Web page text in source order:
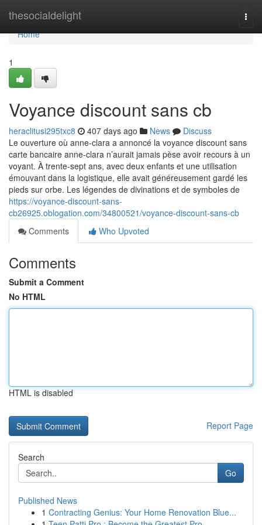
thesocialdelight
Home
Home
1
Voyance discount sans cb
heraclitusi295txc8 407 days ago News
Discuss
Le ouverture où anne-clara a annoncé la voyance discount sans
carte bancaire anne-clara n’aurait jamais pèse avoir recours à un
voyant. À trente-sept ans, avec deux enfants et une utilisation
émouvant dans la logistique, elle avait généreusement gardé les
pieds sur orbe. Les légendes de divinations et de symboles de
https://voyance-discount-sans-
cb26925.oblogation.com/34800521/voyance-discount-sans-cb
Comments
Who Upvoted
Comments
Submit a Comment
No HTML
HTML is disabled
Report Page
Search
Go
Published News
1 Contracting Genius: Your Home Renovation Blue...